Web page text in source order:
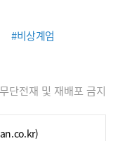
#비상계엄
단전재 및 재배포 금지